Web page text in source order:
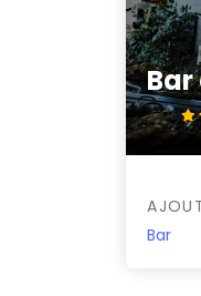
Bar
4.4/5
Bar